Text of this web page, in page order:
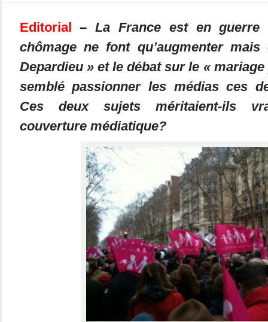
Editorial –La France est en
chômage ne font qu’augmenter
Depardieu » et le débat sur le «
semblé passionner les médias ces
Ces deux sujets méritaient-ils
couverture médiatique?